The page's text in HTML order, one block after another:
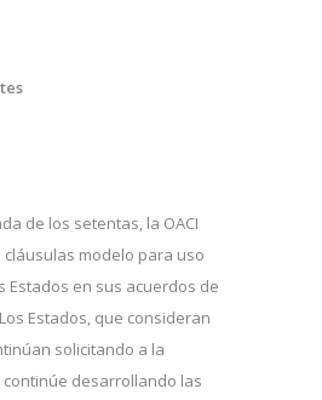
de los setentas, la OACI
modelo para uso
Estados en sus acuerdos de
Estados, que consideran
solicitando a la
desarrollando las